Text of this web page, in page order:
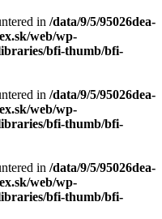
in /data/9/5/95026dea-
web/wp-
bfi-thumb/bfi-
in /data/9/5/95026dea-
web/wp-
bfi-thumb/bfi-
in /data/9/5/95026dea-
web/wp-
bfi-thumb/bfi-